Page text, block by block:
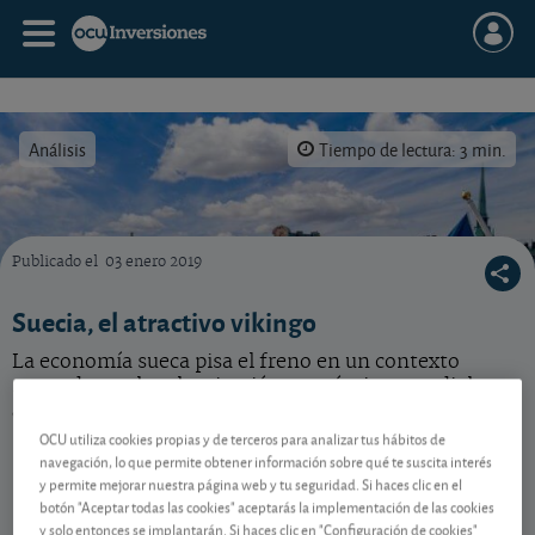
Análisis Tiempo de lectura: 3 min.
Publicado el 03 enero 2019
Suecia, el atractivo vikingo
La economía sueca pisa el freno en un contexto
marcado por la ralentización económica mundial.
¿Sigue mereciendo una apuesta?
Contenido reservado a SOCIOS
OCU utiliza cookies propias y de terceros para analizar tus hábitos de
navegación, lo que permite obtener información sobre qué te suscita interés
y permite mejorar nuestra página web y tu seguridad. Si haces clic en el
botón "Aceptar todas las cookies" aceptarás la implementación de las cookies
y solo entonces se implantarán. Si haces clic en "Configuración de cookies"